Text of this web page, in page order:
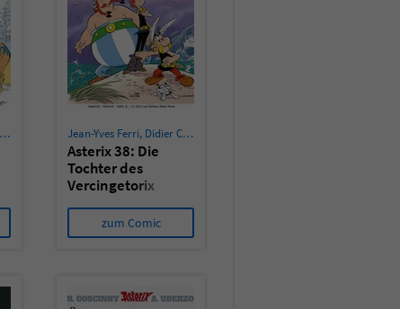
Jean-Yves Ferri, Didier Conrad
Asterix 38: Die
Tochter des
Vercingetorix
zum Comic